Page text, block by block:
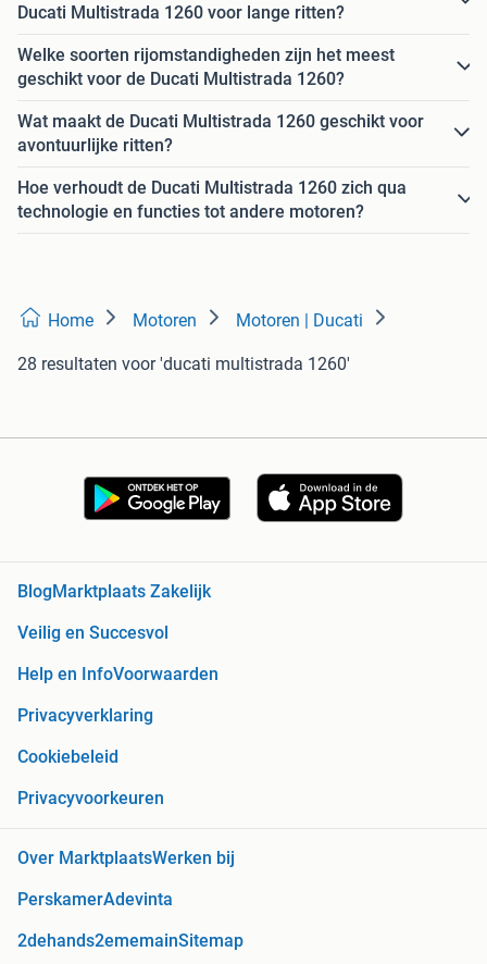
Ducati Multistrada 1260 voor lange ritten?
Welke soorten rijomstandigheden zijn het meest
geschikt voor de Ducati Multistrada 1260?
Wat maakt de Ducati Multistrada 1260 geschikt voor
avontuurlijke ritten?
Hoe verhoudt de Ducati Multistrada 1260 zich qua
technologie en functies tot andere motoren?
Home Motoren Motoren | Ducati
28 resultaten voor 'ducati multistrada 1260'
BlogMarktplaats Zakelijk
Veilig en Succesvol
Help en InfoVoorwaarden
Privacyverklaring
Cookiebeleid
Privacyvoorkeuren
Over MarktplaatsWerken bij
PerskamerAdevinta
2dehands2ememainSitemap